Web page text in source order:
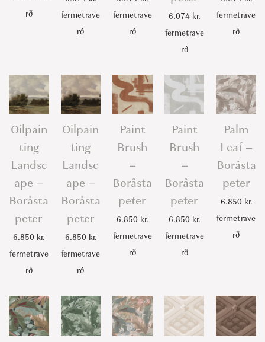
rð
fermetrave
rð
fermetrave
rð
6.074 kr.
fermetrave
rð
fermetrave
rð
Oilpain
ting
Landsc
ape –
Boråsta
peter
6.850 kr.
fermetrave
rð
Oilpain
ting
Landsc
ape –
Boråsta
peter
6.850 kr.
fermetrave
rð
Paint
Brush
–
Boråsta
peter
6.850 kr.
fermetrave
rð
Paint
Brush
–
Boråsta
peter
6.850 kr.
fermetrave
rð
Palm
Leaf –
Boråsta
peter
6.850 kr.
fermetrave
rð